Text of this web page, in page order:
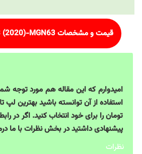
قیمت و مشخصات(2020)-MGN63
امیدوارم که این مقاله هم مورد توجه
تومان را برای خود انتخاب کنید. اگر در
پیشنهادی داشتید در بخش نظرات با ما
نظرات